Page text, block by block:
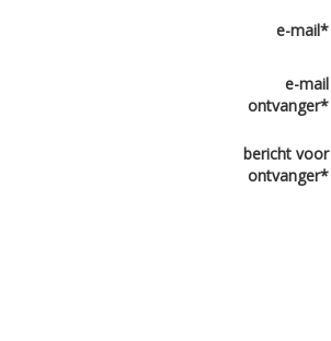
e-mail*
e-mail
ontvanger*
bericht voor
ontvanger*